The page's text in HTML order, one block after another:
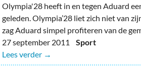
Olympia'28 heeft in en tegen Aduard
geleden. Olympia’28 liet zich niet van
zag Aduard simpel profiteren van de
27 september 2011Sport
Lees verder →